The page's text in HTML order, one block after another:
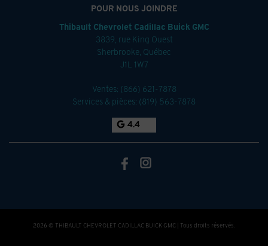
POUR NOUS JOINDRE
Thibault Chevrolet Cadillac Buick GMC
3839, rue King Ouest
Sherbrooke, Québec
J1L 1W7
Ventes: (866) 621-7878
Services & pièces: (819) 563-7878
4.4
2026 © THIBAULT CHEVROLET CADILLAC BUICK GMC | Tous droits réservés.